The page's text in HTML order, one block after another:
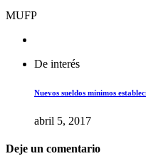
MUFP
De interés
Nuevos sueldos mínimos
abril 5, 2017
Deje un comentario